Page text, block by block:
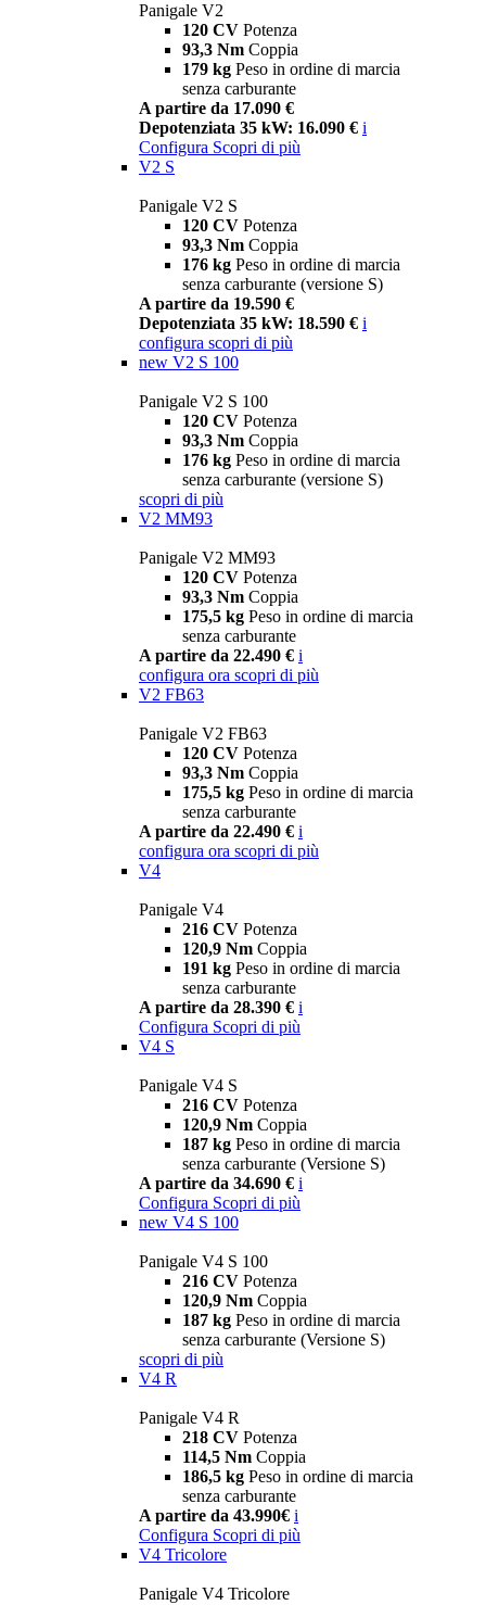
Panigale V2
120 CV Potenza
93,3 Nm Coppia
179 kg Peso in ordine di marcia
senza carburante
A partire da 17.090 €
Depotenziata 35 kW: 16.090 € i
Configura Scopri di più
V2 S
Panigale V2 S
120 CV Potenza
93,3 Nm Coppia
176 kg Peso in ordine di marcia
senza carburante (versione S)
A partire da 19.590 €
Depotenziata 35 kW: 18.590 € i
configura scopri di più
new V2 S 100
Panigale V2 S 100
120 CV Potenza
93,3 Nm Coppia
176 kg Peso in ordine di marcia
senza carburante (versione S)
scopri di più
V2 MM93
Panigale V2 MM93
120 CV Potenza
93,3 Nm Coppia
175,5 kg Peso in ordine di marcia
senza carburante
A partire da 22.490 € i
configura ora scopri di più
V2 FB63
Panigale V2 FB63
120 CV Potenza
93,3 Nm Coppia
175,5 kg Peso in ordine di marcia
senza carburante
A partire da 22.490 € i
configura ora scopri di più
V4
Panigale V4
216 CV Potenza
120,9 Nm Coppia
191 kg Peso in ordine di marcia
senza carburante
A partire da 28.390 € i
Configura Scopri di più
V4 S
Panigale V4 S
216 CV Potenza
120,9 Nm Coppia
187 kg Peso in ordine di marcia
senza carburante (Versione S)
A partire da 34.690 € i
Configura Scopri di più
new V4 S 100
Panigale V4 S 100
216 CV Potenza
120,9 Nm Coppia
187 kg Peso in ordine di marcia
senza carburante (Versione S)
scopri di più
V4 R
Panigale V4 R
218 CV Potenza
114,5 Nm Coppia
186,5 kg Peso in ordine di marcia
senza carburante
A partire da 43.990€ i
Configura Scopri di più
V4 Tricolore
Panigale V4 Tricolore